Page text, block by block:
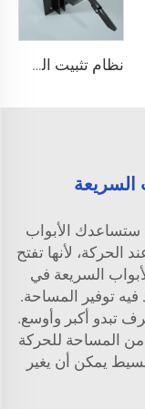
نظام تثبيت الشاحنات
السريعة
ستساعدك الأبواب
الحركة، لأنها تفتح
السريعة في
توفير المساحة.
تبدو أكبر وأوسع.
المساحة للحركة
يمكن أن يغير